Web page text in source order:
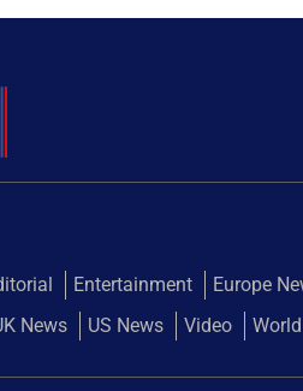
Entertainment
Europe
News US News Video